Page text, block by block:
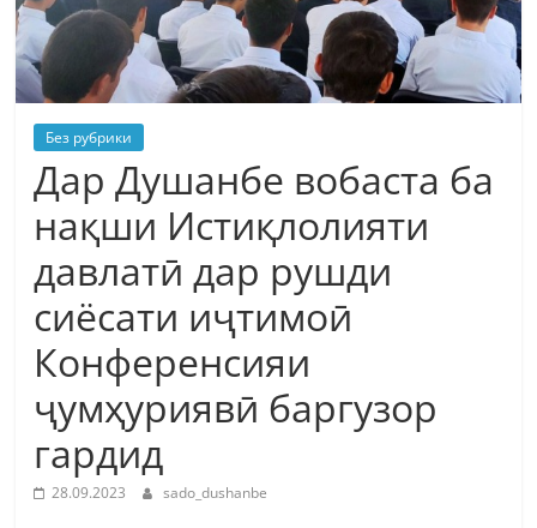
Без рубрики
Дар Душанбе вобаста ба
нақши Истиқлолияти
давлатӣ дар рушди
сиёсати иҷтимоӣ
Конференсияи
ҷумҳуриявӣ баргузор
гардид
28.09.2023 sado_dushanbe